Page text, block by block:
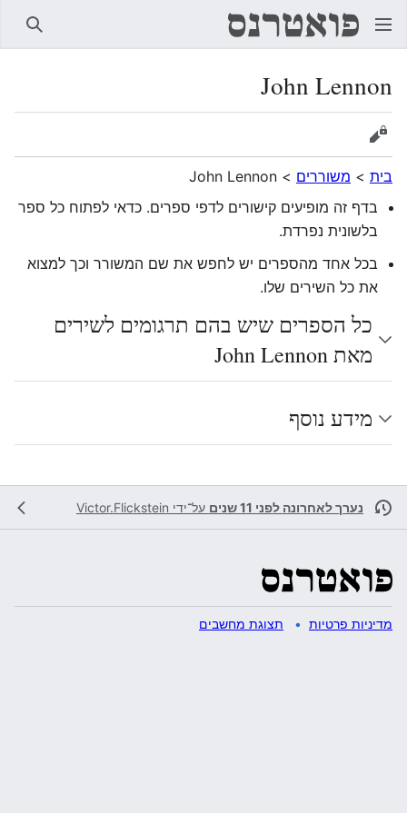
John Lennon
הצגת מקור
בית > משוררים >
John Lennon
בדף זה מופיעים קישורים לדפי ספרים. כדאי לפתוח כל ספר
בלשונית נפרדת.
בכל אחד מהספרים יש לחפש את שם המשורר וכך למצוא
את כל השירים שלו.
כל הספרים שיש בהם תרגומים לשירים
מאת John Lennon
מידע נוסף
נערך לאחרונה לפני 11 שנים על־ידי Victor.Flickstein
מדיניות פרטיות תצוגת מחשבים